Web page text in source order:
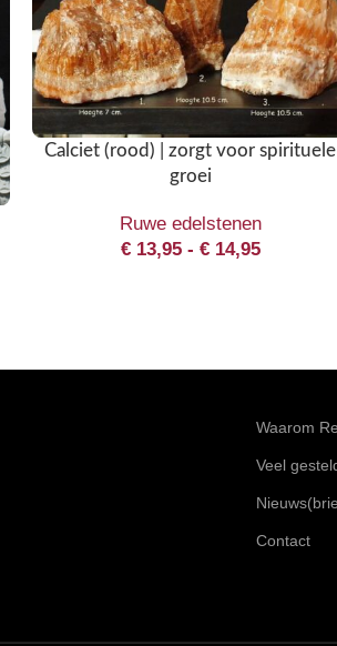
Calciet (rood) | zorgt voor spirituele
groei
Ruwe edelstenen
€13,95 - €14,95
Waarom
Veel
Contact